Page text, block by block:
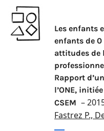
Les enfants
enfants de 0
attitudes de
Rapport
l’ONE,
CSEM –
Fastrez P.,